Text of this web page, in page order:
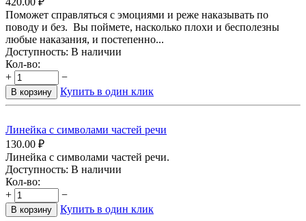
Поможет справляться с эмоциями и реже наказывать по
поводу и без. Вы поймете, насколько плохи и бесполезны
любые наказания, и постепенно...
Доступность: В наличии
Кол-во:
+
−
В корзину Купить в один клик
Линейка с символами частей речи
130.00 ₽
Линейка с символами частей речи.
Доступность: В наличии
Кол-во:
+
−
В корзину Купить в один клик